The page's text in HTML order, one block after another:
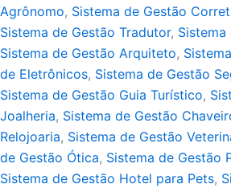
Agrônomo, Sistema de Gestão
Sistema de Gestão Tradutor,
Sistema de Gestão Arquiteto,
de Eletrônicos, Sistema de Gestão
Sistema de Gestão Guia Turístico,
Joalheria, Sistema de Gestão
Relojoaria, Sistema de Gestão
de Gestão Ótica, Sistema de Gestão
Sistema de Gestão Hotel para Pets,